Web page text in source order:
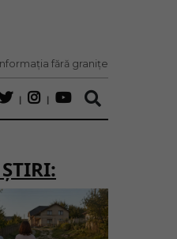
fără granițe